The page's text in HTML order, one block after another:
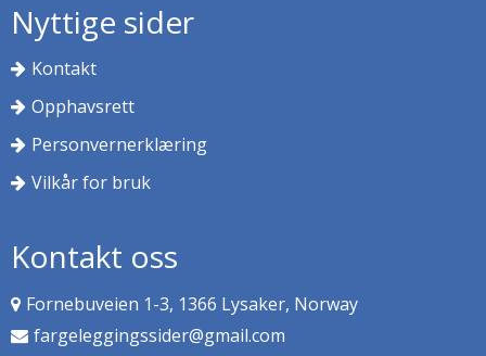
Nyttige sider
Kontakt
Opphavsrett
Personvernerklæring
Vilkår for bruk
Kontakt oss
Fornebuveien 1-3, 1366 Lysaker, Norway
fargeleggingssider@gmail.com